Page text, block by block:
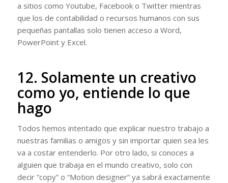
a sitios como Youtube, Facebook o Twitter mientras
que los de contabilidad o recursos humanos con sus
pequeñas pantallas solo tienen acceso a Word,
PowerPoint y Excel.
12. Solamente un creativo
como yo, entiende lo que
hago
Todos hemos intentado que explicar nuestro trabajo a
nuestras familias o amigos y sin importar quien sea les
va a costar entenderlo. Por otro lado, si conoces a
alguien que trabaja en el mundo creativo, solo con
decir “copy” o “Motion designer” ya sabrá exactamente